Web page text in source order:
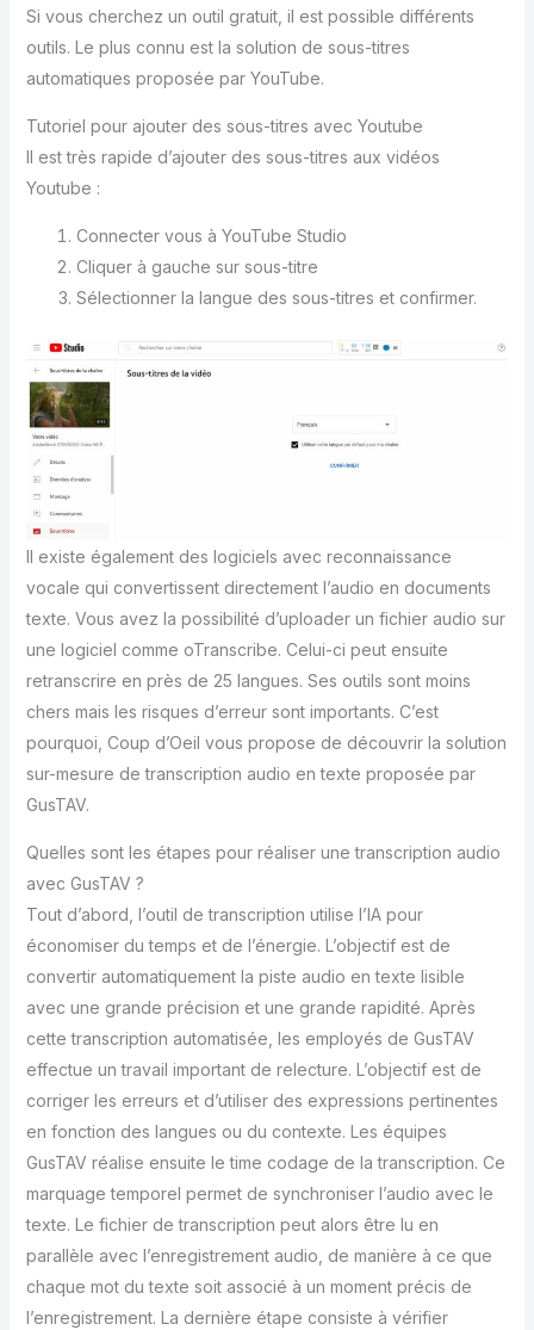
Si vous cherchez un outil gratuit, il est possible différents
outils. Le plus connu est la solution de sous-titres
automatiques proposée par YouTube.
Tutoriel pour ajouter des sous-titres avec Youtube
Il est très rapide d’ajouter des sous-titres aux vidéos
Youtube :
Connecter vous à YouTube Studio
Cliquer à gauche sur sous-titre
Sélectionner la langue des sous-titres et confirmer.
Il existe également des logiciels avec reconnaissance
vocale qui convertissent directement l’audio en documents
texte. Vous avez la possibilité d’uploader un fichier audio sur
une logiciel comme oTranscribe. Celui-ci peut ensuite
retranscrire en près de 25 langues. Ses outils sont moins
chers mais les risques d’erreur sont importants. C’est
pourquoi, Coup d’Oeil vous propose de découvrir la solution
sur-mesure de transcription audio en texte proposée par
GusTAV.
Quelles sont les étapes pour réaliser une transcription audio
avec GusTAV ?
Tout d’abord, l’outil de transcription utilise l’IA pour
économiser du temps et de l’énergie. L’objectif est de
convertir automatiquement la piste audio en texte lisible
avec une grande précision et une grande rapidité. Après
cette transcription automatisée, les employés de GusTAV
effectue un travail important de relecture. L’objectif est de
corriger les erreurs et d’utiliser des expressions pertinentes
en fonction des langues ou du contexte. Les équipes
GusTAV réalise ensuite le time codage de la transcription. Ce
marquage temporel permet de synchroniser l’audio avec le
texte. Le fichier de transcription peut alors être lu en
parallèle avec l’enregistrement audio, de manière à ce que
chaque mot du texte soit associé à un moment précis de
l’enregistrement. La dernière étape consiste à vérifier